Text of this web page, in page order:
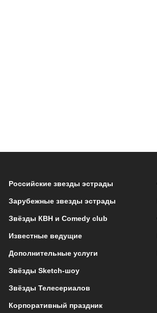
Российские звезды эстрады
Зарубежные звезды эстрады
Звёзды КВН и Comedy club
Известные ведущие
Дополнительные услуги
Звёзды Sketch-шоу
Звёзды Телесериалов
Корпоративный праздник